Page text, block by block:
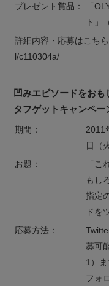
プレゼント賞品：
「
ト」
詳細内容・応募はこち
l/c110304a/
凹みエピソードをおも
タフゲットキャンペー
期間：
2011
日（
お題：
「こ
もし
指定
ドを
応募方法：
募可
1）
フォ